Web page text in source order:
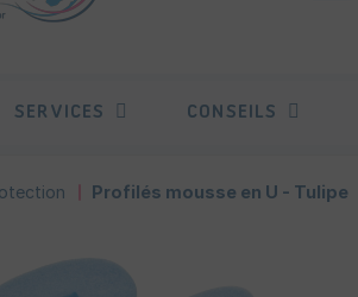
SERVICES CONSEILS
Profilés mousse en U - Tulipe